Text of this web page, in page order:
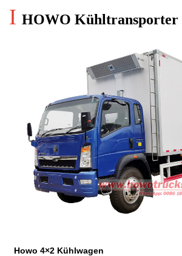
I HOWO Kühltransporter
Howo 4×2 Kühlwagen